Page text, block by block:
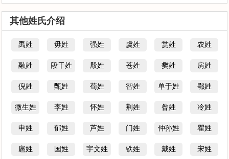
其他姓氏介绍
禹姓 毋姓 强姓 虞姓 赏姓 农姓
融姓 段干姓 殷姓 苍姓 樊姓 房姓
倪姓 甄姓 荀姓 智姓 单于姓 鄂姓
微生姓 李姓 怀姓 荆姓 昝姓 冷姓
申姓 郁姓 芦姓 门姓 仲孙姓 瞿姓
扈姓 国姓 宇文姓 铁姓 戴姓 宋姓